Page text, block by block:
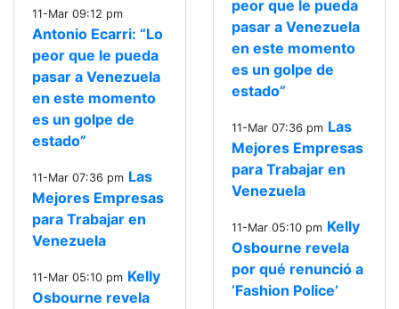
11-Mar 09:12 pm
Antonio Ecarri: “Lo
peor que le pueda
pasar a Venezuela
en este momento
es un golpe de
estado”
11-Mar 07:36 pm Las
Mejores Empresas
para Trabajar en
Venezuela
11-Mar 05:10 pm Kelly
Osbourne revela
peor que le pueda
pasar a Venezuela
en este momento
es un golpe de
estado”
11-Mar 07:36 pm Las
Mejores Empresas
para Trabajar en
Venezuela
11-Mar 05:10 pm Kelly
Osbourne revela
por qué renunció a
‘Fashion Police’